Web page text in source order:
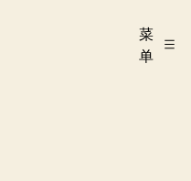
菜
单